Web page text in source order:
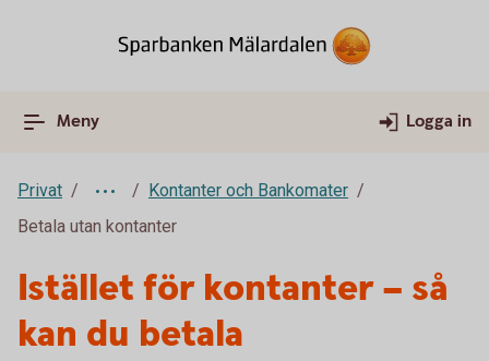
Meny Logga in
Privat
Kontanter och Bankomater
Betala utan kontanter
Istället för kontanter – så
kan du betala